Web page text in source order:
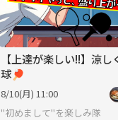
【上達が楽しい!!】涼
球🏓
8/10(月) 11:00
"初めまして"を楽しみ隊